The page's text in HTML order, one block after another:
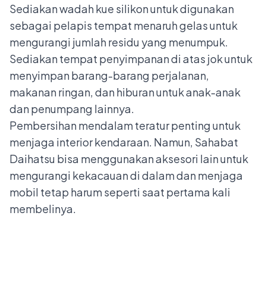
Sediakan wadah kue silikon untuk digunakan
sebagai pelapis tempat menaruh gelas untuk
mengurangi jumlah residu yang menumpuk.
Sediakan tempat penyimpanan di atas jok untuk
menyimpan barang-barang perjalanan,
makanan ringan, dan hiburan untuk anak-anak
dan penumpang lainnya.
Pembersihan mendalam teratur penting untuk
menjaga interior kendaraan. Namun, Sahabat
Daihatsu bisa menggunakan aksesori lain untuk
mengurangi kekacauan di dalam dan menjaga
mobil tetap harum seperti saat pertama kali
membelinya.